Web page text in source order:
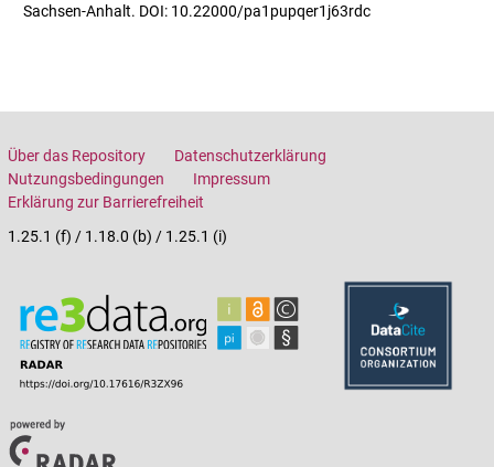
Sachsen-Anhalt. DOI: 10.22000/pa1pupqer1j63rdc
Über das Repository
Datenschutzerklärung
Nutzungsbedingungen
Impressum
Erklärung zur Barrierefreiheit
1.25.1 (f) / 1.18.0 (b) / 1.25.1 (i)